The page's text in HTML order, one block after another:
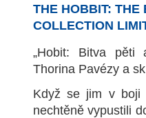
THE HOBBIT: THE
COLLECTION
„Hobit: Bitva pěti
Thorina Pavézy a
Když se jim v boji
nechtěně vypustili